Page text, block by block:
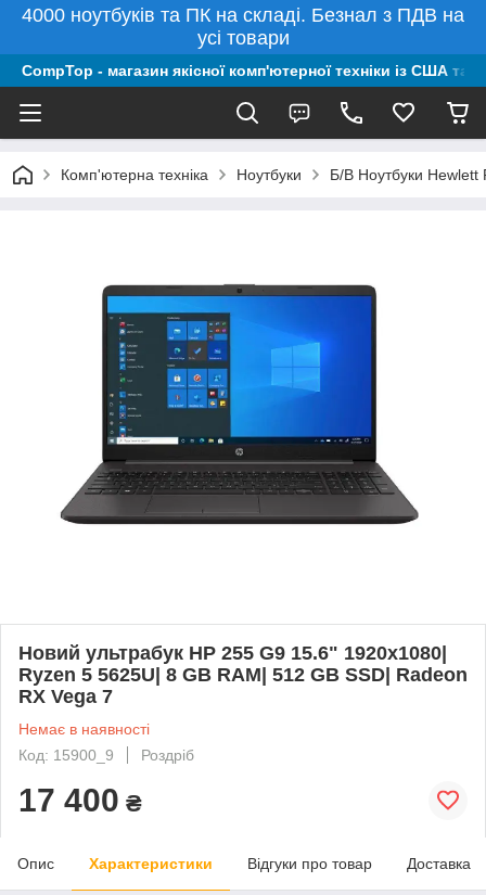
4000 ноутбуків та ПК на складі. Безнал з ПДВ на
усі товари
CompTop - магазин якісної комп'ютерної техніки із США та
Комп'ютерна техніка Ноутбуки Б/В Ноутбуки Hewlett
Новий ультрабук HP 255 G9 15.6" 1920x1080|
Ryzen 5 5625U| 8 GB RAM| 512 GB SSD| Radeon
RX Vega 7
Немає в наявності
Код: 15900_9
Роздріб
17 400 ₴
Опис Характеристики Відгуки про товар Доставка